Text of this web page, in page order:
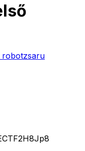
robotzsaru